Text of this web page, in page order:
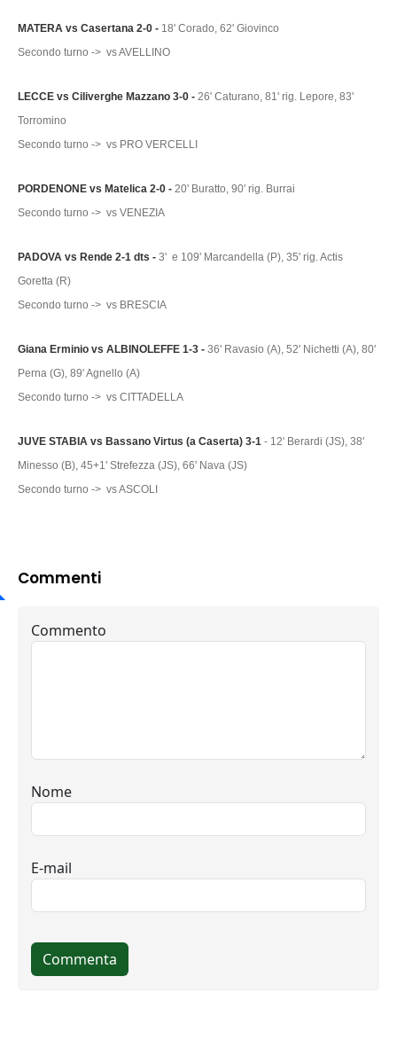
MATERA vs Casertana 2-0 - 18' Corado, 62' Giovinco
Secondo turno -> vs AVELLINO
LECCE vs Ciliverghe Mazzano 3-0 - 26' Caturano, 81' rig. Lepore, 83'
Torromino
Secondo turno -> vs PRO VERCELLI
PORDENONE vs Matelica 2-0 - 20' Buratto, 90' rig. Burrai
Secondo turno -> vs VENEZIA
PADOVA vs Rende 2-1 dts - 3' e 109' Marcandella (P), 35' rig. Actis
Goretta (R)
Secondo turno -> vs BRESCIA
Giana Erminio vs ALBINOLEFFE 1-3 - 36' Ravasio (A), 52' Nichetti (A), 80'
Perna (G), 89' Agnello (A)
Secondo turno -> vs CITTADELLA
JUVE STABIA vs Bassano Virtus (a Caserta) 3-1 - 12' Berardi (JS), 38'
Minesso (B), 45+1' Strefezza (JS), 66' Nava (JS)
Secondo turno -> vs ASCOLI
Commenti